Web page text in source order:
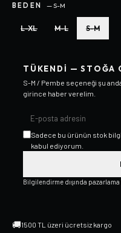
BEDEN —S-M
L-XL M-L S-M
TÜKENDI — STOĞA
S-M / Pembe seçeneği şu
girince haber verelim.
Sadece bu ürünün stok
kabul ediyorum.
Bilgilendirme dışında pazarlama
🚚1500 TL üzeri ücretsiz kargo